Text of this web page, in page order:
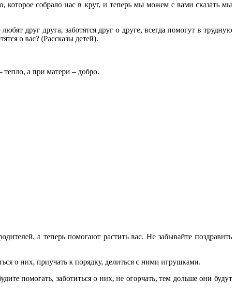
собрало нас в круг, и теперь мы можем с вами сказать мы
друг друга, заботятся друг о друге, всегда помогут в трудную
о вас? (Рассказы детей).
тепло, а при матери – добро.
а теперь помогают растить вас. Не забывайте поздравить
о них, приучать к порядку, делиться с ними игрушками.
помогать, заботиться о них, не огорчать, тем дольше они будут